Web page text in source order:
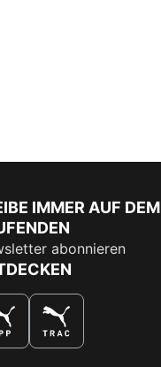
IMMER AUF DEM
abonnieren